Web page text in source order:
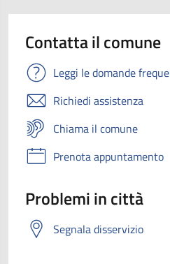
Contatta il comune
Leggi le domande
Richiedi assistenza
Chiama il comune
Prenota appuntamento
Problemi in città
Segnala disservizio